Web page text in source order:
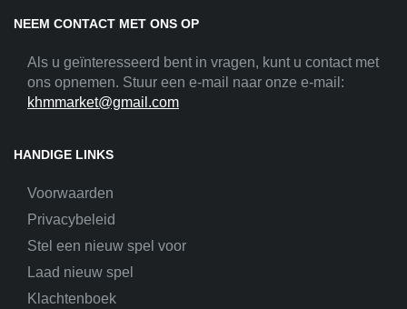
NEEM CONTACT MET ONS OP
Als u geïnteresseerd bent in vragen, kunt u contact met
ons opnemen. Stuur een e-mail naar onze e-mail:
khmmarket@gmail.com
HANDIGE LINKS
Voorwaarden
Privacybeleid
Stel een nieuw spel voor
Laad nieuw spel
Klachtenboek